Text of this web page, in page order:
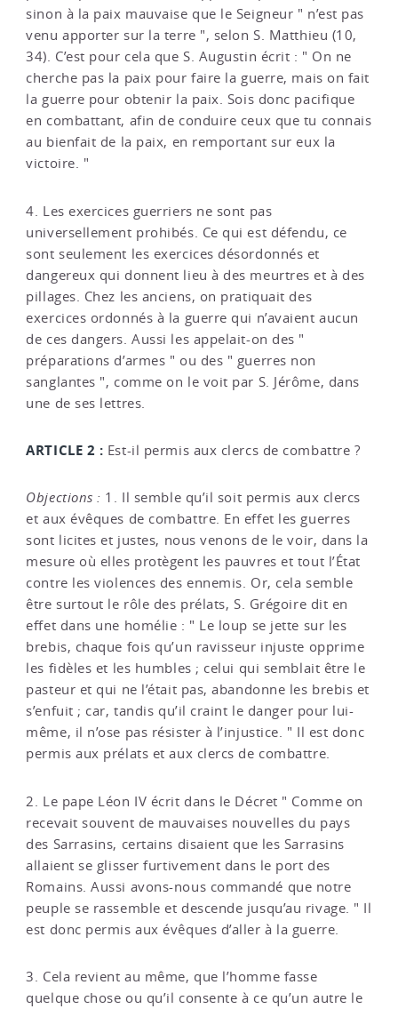
sinon à la paix mauvaise que le Seigneur " n’est pas
venu apporter sur la terre ", selon S. Matthieu (10,
34). C’est pour cela que S. Augustin écrit : " On ne
cherche pas la paix pour faire la guerre, mais on fait
la guerre pour obtenir la paix. Sois donc pacifique
en combattant, afin de conduire ceux que tu connais
au bienfait de la paix, en remportant sur eux la
victoire. "
4. Les exercices guerriers ne sont pas
universellement prohibés. Ce qui est défendu, ce
sont seulement les exercices désordonnés et
dangereux qui donnent lieu à des meurtres et à des
pillages. Chez les anciens, on pratiquait des
exercices ordonnés à la guerre qui n’avaient aucun
de ces dangers. Aussi les appelait-on des "
préparations d’armes " ou des " guerres non
sanglantes ", comme on le voit par S. Jérôme, dans
une de ses lettres.
ARTICLE 2 : Est-il permis aux clercs de combattre ?
Objections : 1. Il semble qu’il soit permis aux clercs
et aux évêques de combattre. En effet les guerres
sont licites et justes, nous venons de le voir, dans la
mesure où elles protègent les pauvres et tout l’État
contre les violences des ennemis. Or, cela semble
être surtout le rôle des prélats, S. Grégoire dit en
effet dans une homélie : " Le loup se jette sur les
brebis, chaque fois qu’un ravisseur injuste opprime
les fidèles et les humbles ; celui qui semblait être le
pasteur et qui ne l’était pas, abandonne les brebis et
s’enfuit ; car, tandis qu’il craint le danger pour lui-
même, il n’ose pas résister à l’injustice. " Il est donc
permis aux prélats et aux clercs de combattre.
2. Le pape Léon IV écrit dans le Décret " Comme on
recevait souvent de mauvaises nouvelles du pays
des Sarrasins, certains disaient que les Sarrasins
allaient se glisser furtivement dans le port des
Romains. Aussi avons-nous commandé que notre
peuple se rassemble et descende jusqu’au rivage. " Il
est donc permis aux évêques d’aller à la guerre.
3. Cela revient au même, que l’homme fasse
quelque chose ou qu’il consente à ce qu’un autre le